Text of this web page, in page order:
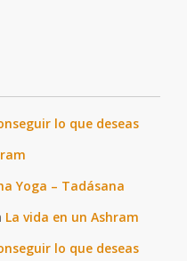
lo que deseas
Yoga – Tadásana
La vida en un Ashram
lo que deseas